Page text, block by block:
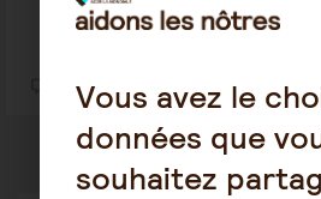
16
Vous avez le
données que
souhaitez